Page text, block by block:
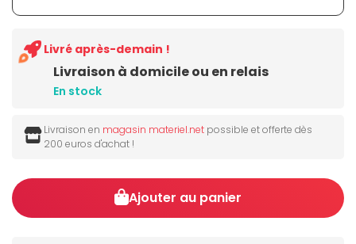
Livraison à domicile ou en relais
En stock
Livré après-demain !
Livraison en magasin materiel.net possible et offerte dès
200 euros d'achat !
Ajouter au panier